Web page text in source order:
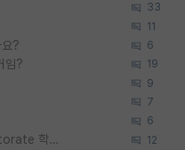
33
11
? 6
임? 19
9
7
6
우리나라도 학구 열풍보면 Higher Doctorate 학위가 필요하다고 봅니다. 12